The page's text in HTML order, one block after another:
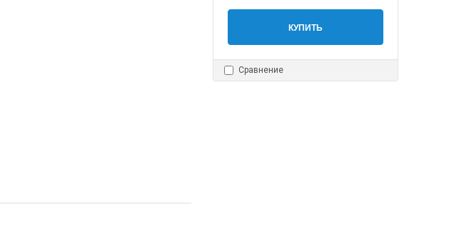
КУПИТЬ
Сравнение